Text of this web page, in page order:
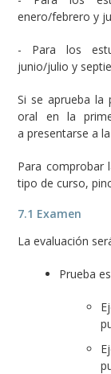
enero/febrero y
- Para los
junio/julio y
Si se aprueba la
oral en la
a presentarse a
Para comprobar
tipo de curso,
7.1 Examen
La evaluación
Prueba